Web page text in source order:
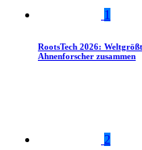
1
RootsTech 2026:
Ahnenforscher zusammen
2